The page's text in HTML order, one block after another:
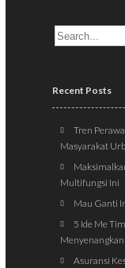
Recent Posts
Tren
Masyarakat
Multifungsi Ini
Mau Ganti
5 Ide Me
Asuransi